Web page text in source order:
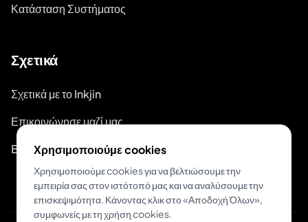
Κατάσταση Συστήματος
Σχετικά
Σχετικά με το Inkjin
Επικοινώνησε μαζί μας
Branding Kit
Χρησιμοποιούμε cookies
Χρησιμοποιούμε cookies για να βελτιώσουμε την
εμπειρία σας στον ιστότοπό μας και να αναλύσουμε την
επισκεψιμότητα. Κάνοντας κλικ στο «Αποδοχή Όλων»,
συμφωνείς με τη χρήση cookies.